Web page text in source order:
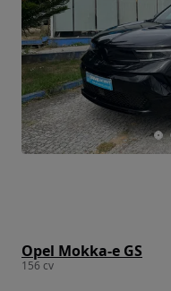
Opel Mokka-e GS
156 cv